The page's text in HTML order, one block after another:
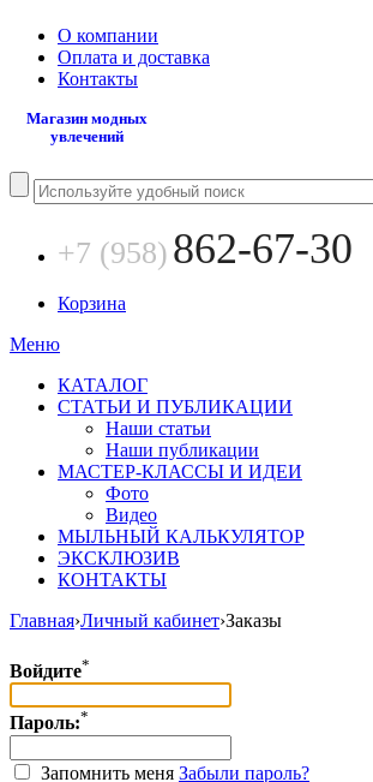
О компании
Оплата и доставка
Контакты
Магазин модных
увлечений
+7 (958) 862-67-30
Корзина
Меню
КАТАЛОГ
СТАТЬИ И ПУБЛИКАЦИИ
Наши статьи
Наши публикации
МАСТЕР-КЛАССЫ И ИДЕИ
Фото
Видео
МЫЛЬНЫЙ КАЛЬКУЛЯТОР
ЭКСКЛЮЗИВ
КОНТАКТЫ
Главная›Личный кабинет›Заказы
Войдите*
Пароль:*
Запомнить меня Забыли пароль?